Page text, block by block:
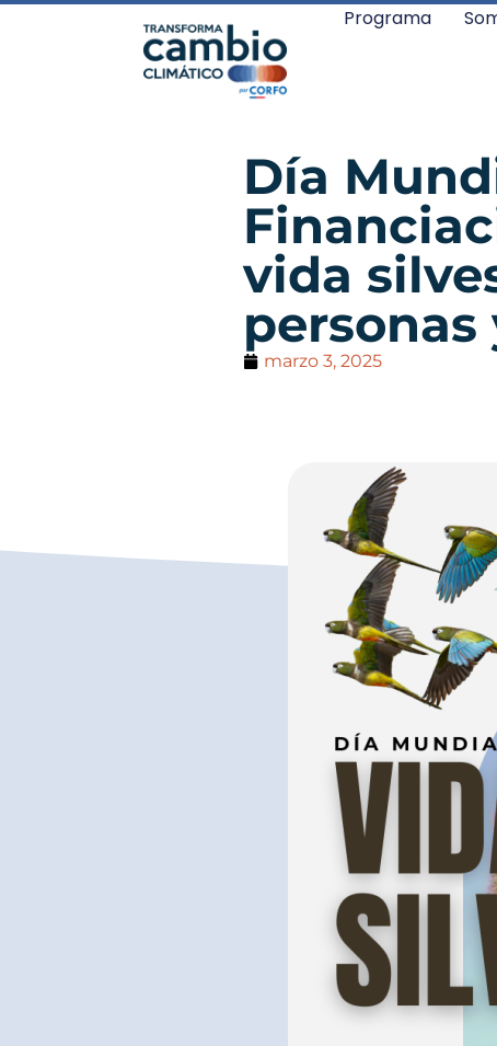
Programa
Día
vida
marzo 3, 2025